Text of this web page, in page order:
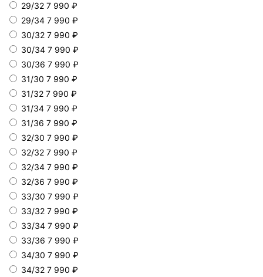
29/32 7 990 ₽
29/34 7 990 ₽
30/32 7 990 ₽
30/34 7 990 ₽
30/36 7 990 ₽
31/30 7 990 ₽
31/32 7 990 ₽
31/34 7 990 ₽
31/36 7 990 ₽
32/30 7 990 ₽
32/32 7 990 ₽
32/34 7 990 ₽
32/36 7 990 ₽
33/30 7 990 ₽
33/32 7 990 ₽
33/34 7 990 ₽
33/36 7 990 ₽
34/30 7 990 ₽
34/32 7 990 ₽